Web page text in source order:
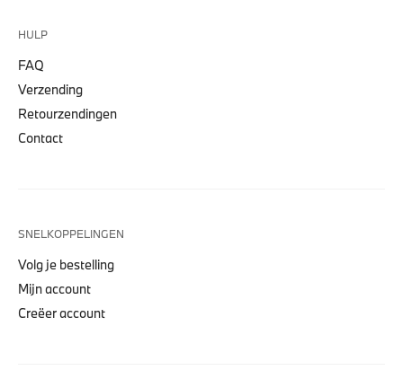
HULP
FAQ
Verzending
Retourzendingen
Contact
SNELKOPPELINGEN
Volg je bestelling
Mijn account
Creëer account